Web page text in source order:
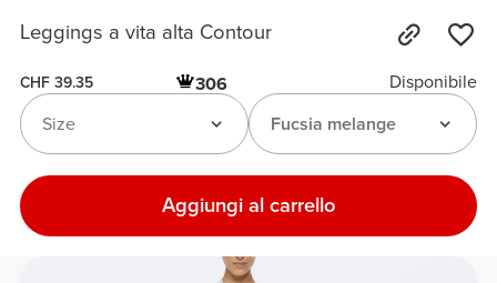
Leggings a vita alta Contour
CHF 39.35 306
Disponibile
Fucsia melange
Size
Aggiungi al carrello